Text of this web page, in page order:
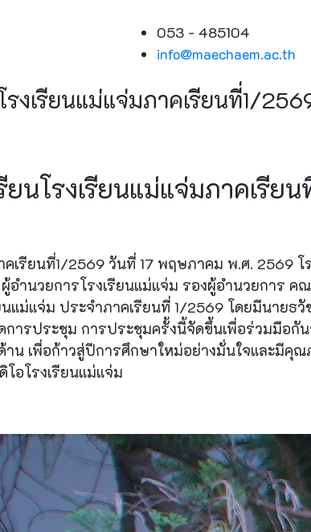
053 - 485104
info@maechaem.ac.th
งเรียนแม่แจ่มภาคเรียนที่1/
นโรงเรียนแม่แจ่มภาคเรีย
เรียนที่1/2569 วันที่ 17 พฤษภาคม พ.ศ. 2569 โ
ำนวยการโรงเรียนแม่แจ่ม รองผู้อำนวยการ ค
แม่แจ่ม ประจำภาคเรียนที่ 1/2569 โดยมีนาย
ารประชุม การประชุมครั้งนี้จัดขึ้นเพื่อร่วมมือกัน
าน เพื่อก้าวสู่ปีการศึกษาใหม่อย่างมั่นใจและมี
อโรงเรียนแม่แจ่ม